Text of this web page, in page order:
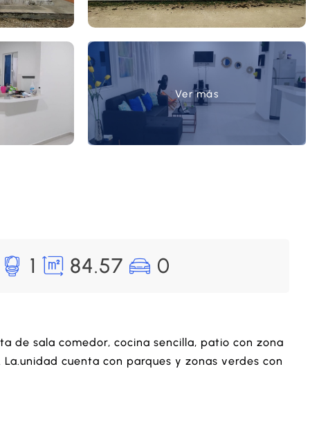
Ver más
1 84.57 0
de sala comedor, cocina sencilla, patio con zona
cuenta con parques y zonas verdes con